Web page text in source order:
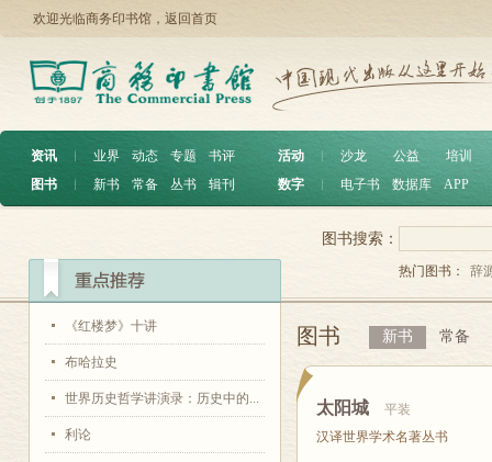
欢迎光临商务印书馆， 返回首页
资讯 ︱ 业界 动态 专题
书评
图书
︱ 新书 常备 丛书 辑刊
活动 沙龙 公益
培训
数字
电子书 数据库 APP
《红楼梦》十讲
布哈拉史
世界历史哲学讲演录：历史中的...
利论
图书搜索：
热门图书： 辞
图书 新书 常备
太阳城
平装
汉译世界学术名著丛书